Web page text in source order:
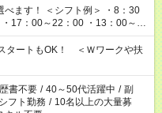
17：00～22：00 ・13：00～
ど
タートもOK！ ＜Ｗワークや扶
書不要 / 40～50代活躍中 / 副
シフト勤務 / 10名以上の大量募